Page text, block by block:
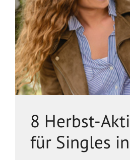
8 Herbst-
für Singles